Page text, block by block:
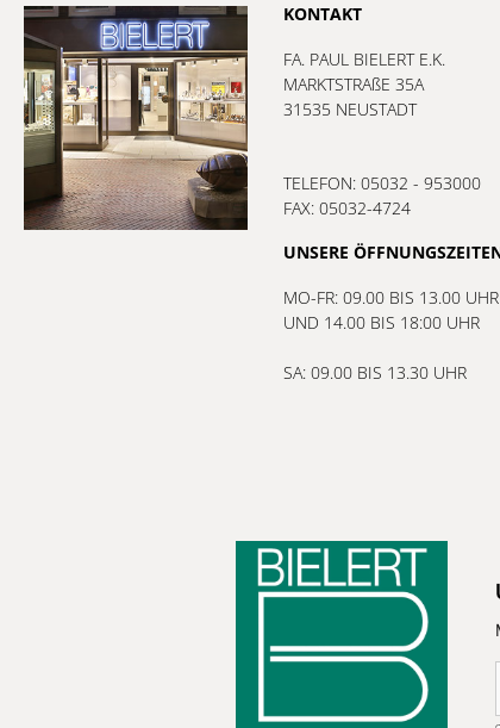
KONTAKT
FA. PAUL BIELERT E.K.
MARKTSTRAßE 35A
31535 NEUSTADT
TELEFON: 05032 - 953000
FAX: 05032-4724
UNSERE
MO-FR: 09.00 BIS 13.00 UHR
UND 14.00 BIS 18:00 UHR
SA: 09.00 BIS 13.30 UHR